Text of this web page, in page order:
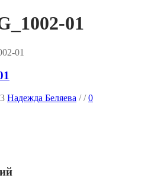
01
01
Надежда Беляева //0